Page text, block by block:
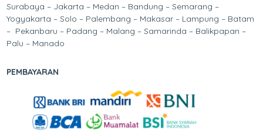
Surabaya – Jakarta – Medan – Bandung – Semarang –
Yogyakarta – Solo – Palembang – Makasar – Lampung – Batam
– Pekanbaru – Padang – Malang – Samarinda – Balikpapan –
Palu – Manado
PEMBAYARAN